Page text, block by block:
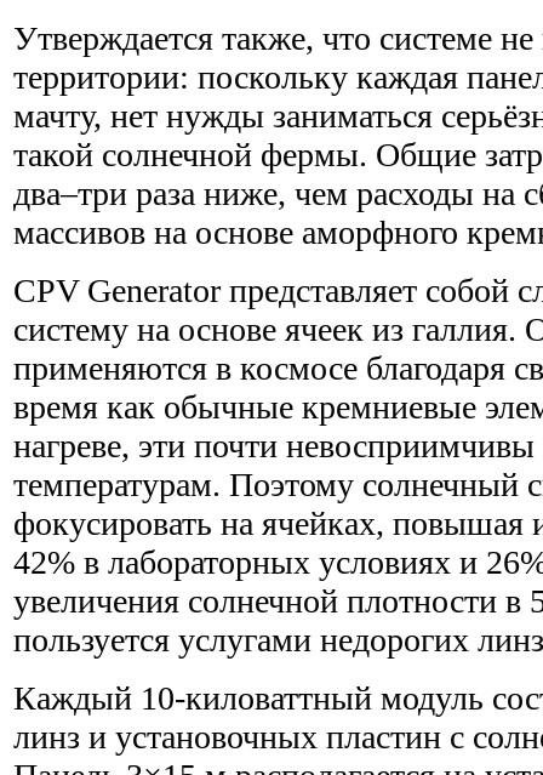
Утверждается также, что системе
территории: поскольку каждая
мачту, нет нужды заниматься
такой солнечной фермы. Общие
два–три раза ниже, чем расходы на
массивов на основе аморфного
CPV Generator представляет собой
систему на основе ячеек из галлия.
применяются в космосе благодаря
время как обычные кремниевые
нагреве, эти почти
температурам. Поэтому солнечный
фокусировать на ячейках, повышая
42% в лабораторных условиях и
увеличения солнечной плотности в
пользуется услугами недорогих
Каждый 10-киловаттный модуль
линз и установочных пластин с